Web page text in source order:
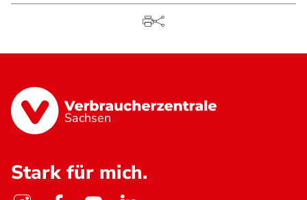
Sachsen
Stark für mich.